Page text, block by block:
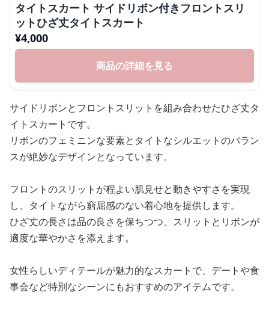
タイトスカート サイドリボン付きフロントスリ
ットひざ丈タイトスカート
¥4,000
商品の詳細を見る
サイドリボンとフロントスリットを組み合わせたひざ丈タ
イトスカートです。
リボンのフェミニンな要素とタイトなシルエットのバラン
スが絶妙なデザインとなっています。
フロントのスリットが程よい肌見せと動きやすさを実現
し、タイトながら窮屈感のない着心地を提供します。
ひざ丈の長さは品の良さを保ちつつ、スリットとリボンが
適度な華やかさを添えます。
女性らしいディテールが魅力的なスカートで、デートや食
事会など特別なシーンにもおすすめのアイテムです。